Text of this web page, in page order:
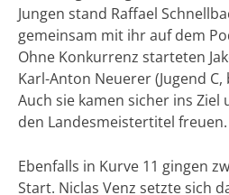
Jungen stand Raffael
gemeinsam mit ihr auf dem
Ohne Konkurrenz starteten
Karl-Anton Neuerer (Jugend C,
Auch sie kamen sicher ins
den Landesmeistertitel freuen.
Ebenfalls in Kurve 11 gingen
Start. Niclas Venz setzte sich